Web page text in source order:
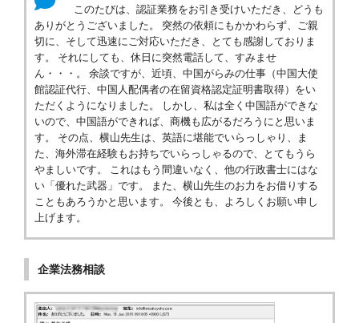
このたびは、認証業務をお引き受けいただき、どうも
ありがとうございました。 突然の依頼にもかかわらず、ご親
切に、そして迅速にご対応いただき、とても感謝しておりま
す。 それにしても、休日に突然電話して、すみませ
ん・・・。 余談ですが、近頃、中国がらみの仕事（中国大使
館認証代行、中国人配偶者の在留資格認定証明書取得）をい
ただくようになりました。 しかし、私は全く中国語ができな
いので、中国語ができれば、商機も広がるだろうにと思いま
す。 その点、横山先生は、英語に堪能でいらっしゃり、ま
た、海外滞在経験もお持ちでいらっしゃるので、とてもうら
やましいです。 これはもう間違いなく、他の行政書士にはな
い「優れた武器」です。 また、横山先生のお力をお借りする
こともあろうかと思います。 今後とも、よろしくお願い申し
上げます。
企業法務相談